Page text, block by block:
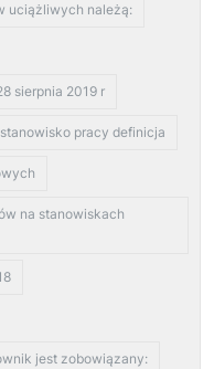
uciążliwych należą:
sierpnia 2019 r
stanowisko pracy definicja
na stanowiskach
jest zobowiązany: